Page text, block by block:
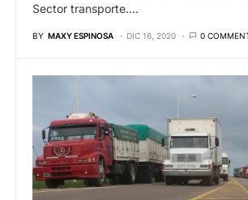
Sector transporte.…
BY MAXY ESPINOSA DIC 16, 2020 0